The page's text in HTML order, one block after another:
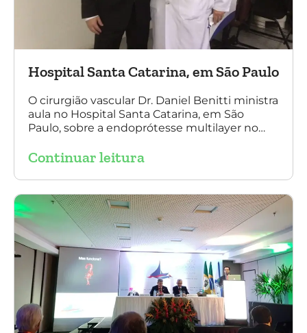
Hospital Santa Catarina, em São Paulo
O cirurgião vascular Dr. Daniel Benitti ministra
aula no Hospital Santa Catarina, em São
Paulo, sobre a endoprótesse multilayer no
experiência nacional e mundial com esta
Daniel Benitti e à direita Dr. Carlos Alberto
Fernandes Costa)
Continuar leitura